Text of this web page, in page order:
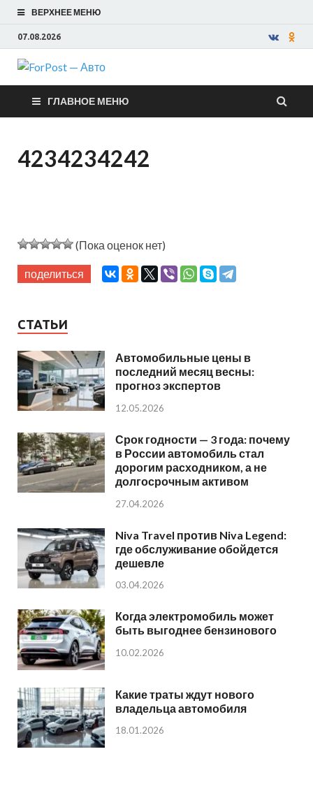
ВЕРХНЕЕ МЕНЮ
07.08.2026
ForPost —
Авто
ГЛАВНОЕ МЕНЮ
4234234242
(Пока оценок нет)
поделиться
СТАТЬИ
Автомобильные цены в
последний месяц весны:
прогноз экспертов
12.05.2026
Срок годности — 3 года: почему
в России автомобиль стал
дорогим расходником, а не
долгосрочным активом
27.04.2026
Niva Travel против Niva Legend:
где обслуживание обойдется
дешевле
03.04.2026
Когда электромобиль может
быть выгоднее бензинового
10.02.2026
Какие траты ждут нового
владельца автомобиля
18.01.2026